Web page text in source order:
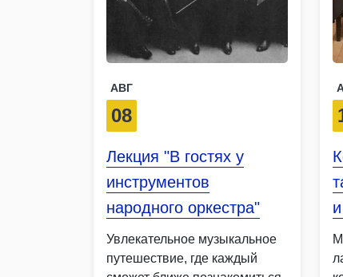
АВГ
08
Лекция "В гостях у
инструментов
народного оркестра"
Увлекательное музыкальное
путешествие, где каждый